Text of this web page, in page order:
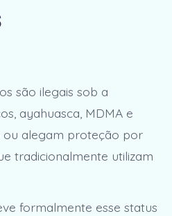
são ilegais sob a
ayahuasca, MDMA e
ou alegam proteção por
tradicionalmente utilizam
formalmente esse status